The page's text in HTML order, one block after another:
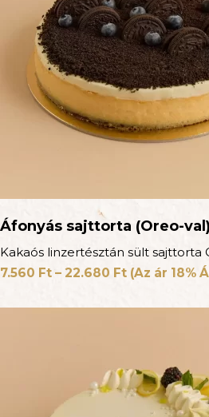
Áfonyás sajttorta (Oreo-val)
Kakaós linzertésztán sült sajttorta
7.560 Ft – 22.680 Ft (Az ár 18%